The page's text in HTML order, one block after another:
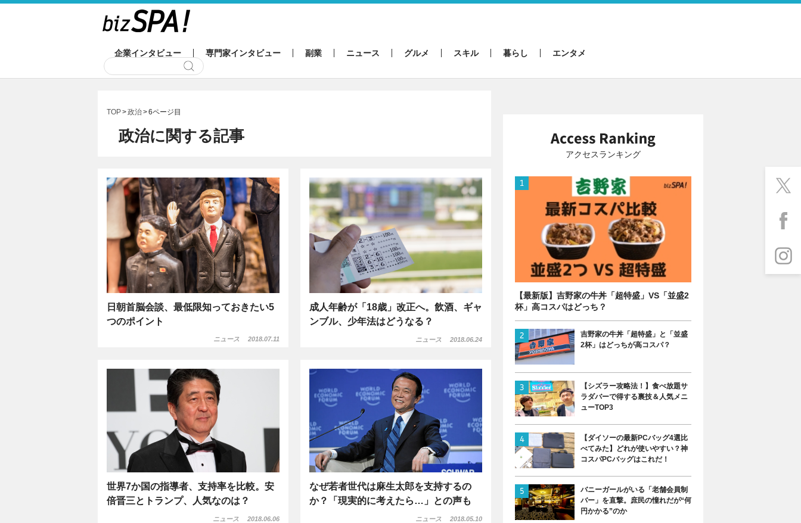
企業インタビュー 専門家インタビュー 副業 ニュース グルメ スキル 暮らし エンタメ
TOP 政治 6ページ目
政治に関する記事
日朝首脳会談、最低限知っておきたい5
つのポイント
ニュース 2018.07.11
成人年齢が「18歳」改正へ。飲酒、ギャ
ンブル、少年法はどうなる？
ニュース 2018.06.24
世界7か国の指導者、支持率を比較。安
倍晋三とトランプ、人気なのは？
ニュース 2018.06.06
なぜ若者世代は麻生太郎を支持するの
か？「現実的に考えたら…」との声も
ニュース 2018.05.10
アクセスランキング
【最新版】吉野家の牛丼「超特盛」VS「並盛2
杯」高コスパはどっち？
吉野家の牛丼「超特盛」と「並盛
2杯」はどっちが高コスパ？
【シズラー攻略法！】食べ放題サ
ラダバーで得する裏技＆人気メニ
ューTOP3
【ダイソーの最新PCバッグ4選比
べてみた】どれが使いやすい？神
コスパPCバッグはこれだ！
バニーガールがいる「老舗会員制
バー」を直撃。庶民の憧れだが“何
円かかる”のか